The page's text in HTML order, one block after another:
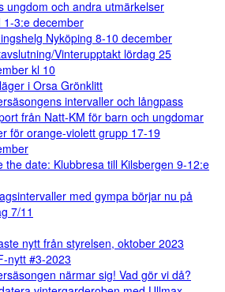
ungdom och andra utmärkelser
1-3:e december
Nyköping 8-10 december
Vinterupptakt lördag 25
kl 10
i Orsa Grönklitt
intervaller och långpass
från Natt-KM för barn och ungdomar
för orange-violett grupp 17-19
the date: Klubbresa till Kilsbergen 9-12:e
med gympa börjar nu på
7/11
nytt från styrelsen, oktober 2023
nytt #3-2023
närmar sig! Vad gör vi då?